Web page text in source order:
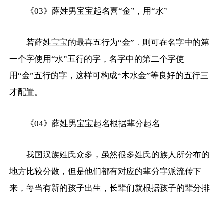
《03》薛姓男宝宝起名喜“金”，用“水”
若薛姓宝宝的最喜五行为“金”，则可在名字中的第
一个字使用“水”五行的字，名字中的第二个字使
用“金”五行的字，这样可构成“木水金”等良好的五行三
才配置。
《04》薛姓男宝宝起名根据辈分起名
我国汉族姓氏众多，虽然很多姓氏的族人所分布的
地方比较分散，但是他们都有对应的辈分字派流传下
来，每当有新的孩子出生，长辈们就根据孩子的辈分排